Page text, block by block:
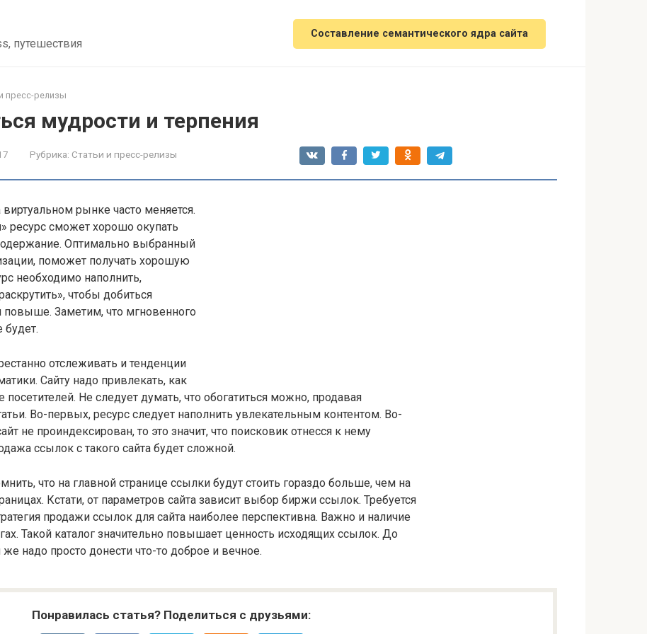
путешествия
Составление семантического ядра сайта
пресс-релизы
мудрости и терпения
Рубрика: Статьи и пресс-релизы
рынке часто меняется.
ресурс сможет хорошо окупать
Оптимально выбранный
поможет получать хорошую
необходимо наполнить,
чтобы добиться
повыше. Заметим, что мгновенного
будет.
отслеживать и тенденции
Сайту надо привлекать, как
Не следует думать, что обогатиться можно, продавая
Во-первых, ресурс следует наполнить увлекательным контентом. Во-
не проиндексирован, то это значит, что поисковик отнесся к нему
ссылок с такого сайта будет сложной.
что на главной странице ссылки будут стоить гораздо больше, чем на
Кстати, от параметров сайта зависит выбор биржи ссылок. Требуется
продажи ссылок для сайта наиболее перспективна. Важно и наличие
Такой каталог значительно повышает ценность исходящих ссылок. До
надо просто донести что-то доброе и вечное.
Понравилась статья? Поделиться с друзьями: